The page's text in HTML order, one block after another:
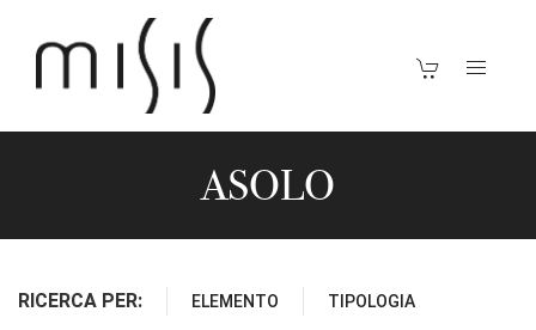
ASOLO
RICERCA PER: ELEMENTO TIPOLOGIA